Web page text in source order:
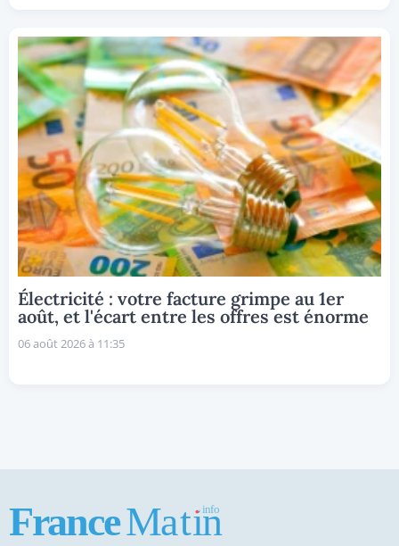
Électricité : votre facture grimpe au 1er
août, et l'écart entre les offres est énorme
06 août 2026 à 11:35